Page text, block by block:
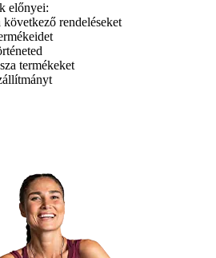
előnyei:
rendeléseket
termékeket